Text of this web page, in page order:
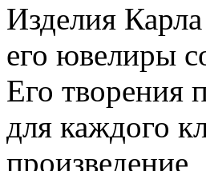
Изделия
его ювелиры
Его творения
для каждого
произведение